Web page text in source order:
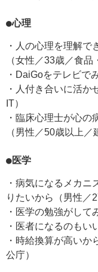
●心理
・人の心理を理解で
（女性／33歳／食品
・DaiGoをテレビで
・人付き合いに活か
IT）
・臨床心理士が心の
（男性／50歳以上／
●医学
・病気になるメカ
りたいから（男性／
・医学の勉強がして
・医者になるのもい
・時給換算が高い
公庁）